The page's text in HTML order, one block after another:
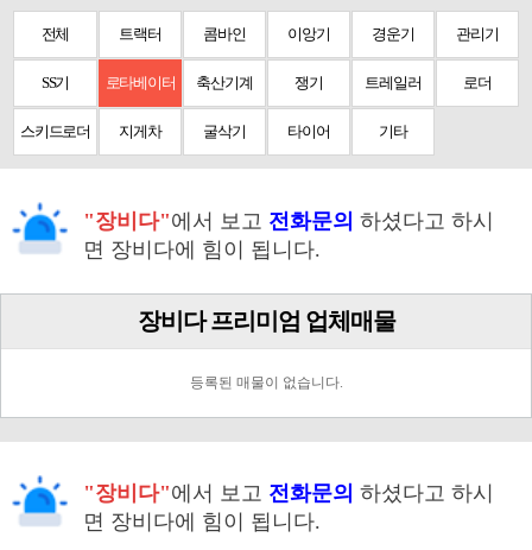
전체 트랙터 콤바인 이앙기 경운기 관리기
SS기 로타베이터 축산기계 쟁기 트레일러 로더
스키드로더 지게차 굴삭기 타이어 기타
"장비다"에서 보고 전화문의 하셨다고 하시
면 장비다에 힘이 됩니다.
장비다 프리미엄 업체매물
등록된 매물이 없습니다.
"장비다"에서 보고 전화문의 하셨다고 하시
면 장비다에 힘이 됩니다.